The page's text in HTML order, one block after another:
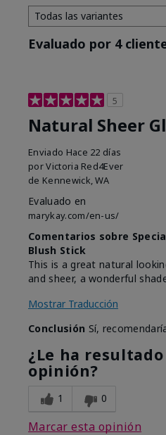
Evaluado por 4
5
Natural Sheer
Enviado Hace 22 días
porVictoria Red4Ever
de Kennewick, WA
Evaluado en
marykay.com/en-us/
Comentarios sobre
Blush Stick
This is a great natural
and sheer, a wonderful
Mostrar Traducción
Conclusión Sí,
¿Le ha
opinión?
1 0
Marcar esta opinión